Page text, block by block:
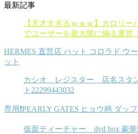
最新記事
【天才すぎるｗｗｗ】カロリー
でユーザーを最大限に煽る運営
HERMES 直営店 ハット コロラド ウ
ット
カシオ レジスター 店名スタ
ト22299443032
専用❗️PEARLY GATES ヒョウ柄 ダッ
仮面ティーチャー dvd box 豪